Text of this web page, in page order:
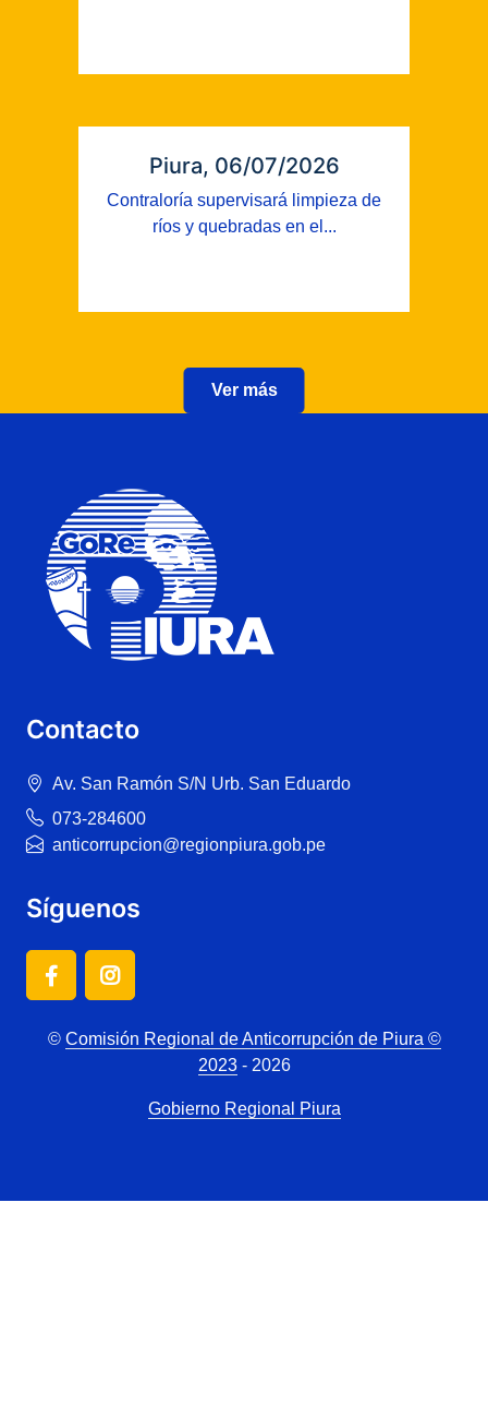
Piura, 06/07/2026
Contraloría supervisará limpieza de
ríos y quebradas en el...
Ver más
Contacto
Av. San Ramón S/N Urb. San Eduardo
073-284600
anticorrupcion@regionpiura.gob.pe
Síguenos
© Comisión Regional de Anticorrupción de Piura ©
2023- 2026
Gobierno Regional Piura